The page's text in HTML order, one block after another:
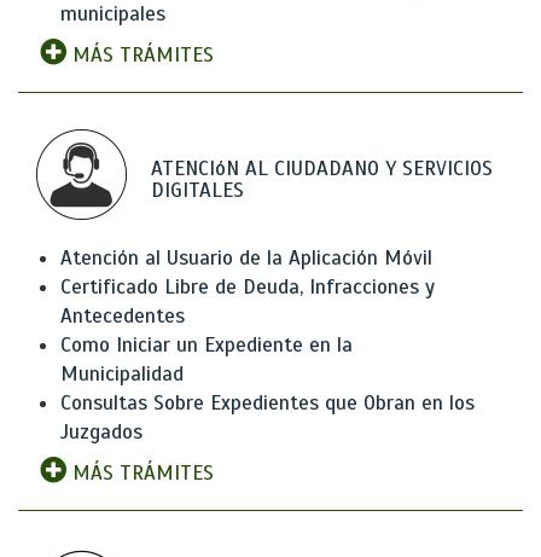
municipales
MÁS TRÁMITES
ATENCIóN AL CIUDADANO Y SERVICIOS
DIGITALES
Atención al Usuario de la Aplicación Móvil
Certificado Libre de Deuda, Infracciones y
Antecedentes
Como Iniciar un Expediente en la
Municipalidad
Consultas Sobre Expedientes que Obran en los
Juzgados
MÁS TRÁMITES